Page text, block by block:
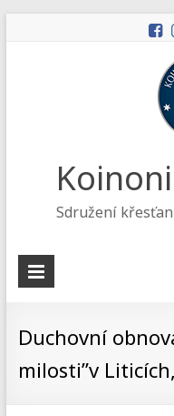
Sdružení
Duchovní
milosti”v